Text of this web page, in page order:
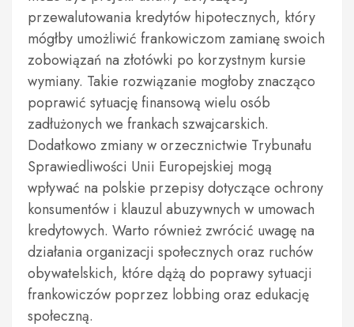
przewalutowania kredytów hipotecznych, który
mógłby umożliwić frankowiczom zamianę swoich
zobowiązań na złotówki po korzystnym kursie
wymiany. Takie rozwiązanie mogłoby znacząco
poprawić sytuację finansową wielu osób
zadłużonych we frankach szwajcarskich.
Dodatkowo zmiany w orzecznictwie Trybunału
Sprawiedliwości Unii Europejskiej mogą
wpływać na polskie przepisy dotyczące ochrony
konsumentów i klauzul abuzywnych w umowach
kredytowych. Warto również zwrócić uwagę na
działania organizacji społecznych oraz ruchów
obywatelskich, które dążą do poprawy sytuacji
frankowiczów poprzez lobbing oraz edukację
społeczną.